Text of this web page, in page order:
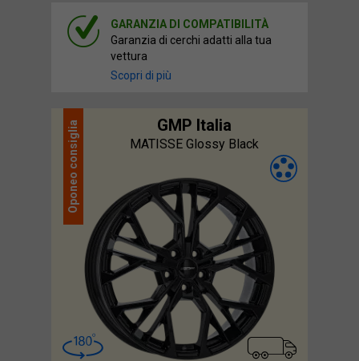
GARANZIA DI COMPATIBILITÀ
Garanzia di cerchi adatti alla tua
vettura
Scopri di più
GMP Italia
MATISSE Glossy Black
Oponeo
consiglia